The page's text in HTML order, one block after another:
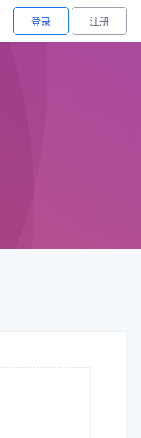
登录 注册